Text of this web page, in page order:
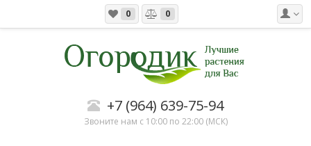
0 0
+7 (964) 639-75-94
Звоните нам с 10:00 по 22:00 (МСК)